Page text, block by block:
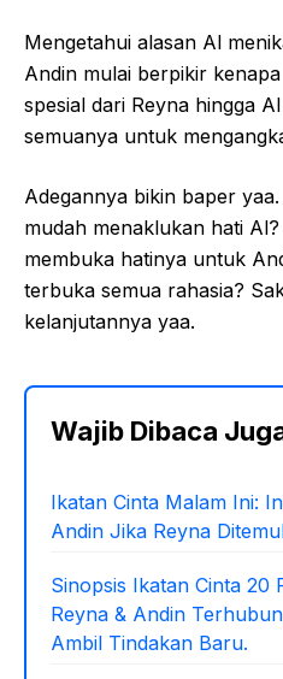
Mengetahui alasan Al
Andin mulai berpikir
spesial dari Reyna hingga
semuanya untuk
Adegannya bikin baper
mudah menaklukan hati
membuka hatinya untuk
terbuka semua rahasia?
kelanjutannya yaa.
Wajib Dibaca
Ikatan Cinta Malam Ini:
Andin Jika Reyna
Sinopsis Ikatan Cinta 20
Reyna & Andin
Ambil Tindakan Baru.